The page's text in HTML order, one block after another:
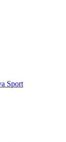
Sport